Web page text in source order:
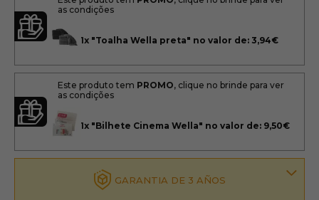
as condições
1x "Toalha Wella preta" no valor de: 3,94€
Este produto tem PROMO, clique no brinde para ver
as condições
1x "Bilhete Cinema Wella" no valor de: 9,50€
GARANTIA DE 3 AÑOS